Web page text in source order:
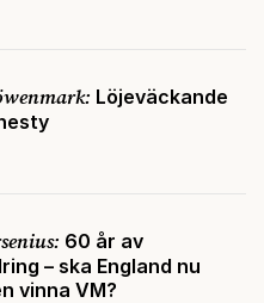
Löjeväckande
60 år av
– ska England nu
vinna VM?